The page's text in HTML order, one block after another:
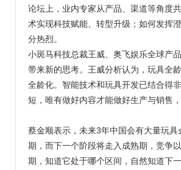
论坛上，业内专家从产品、渠道等角度
术实现科技赋能、转型升级；如何发挥
分热烈。
小斑马科技总裁王威、奥飞娱乐全球产
带来新的思考。王威分析认为，玩具全
全龄化。智能技术和玩具开发已结合得
短，唯有做好内容才能做好生产与销售
蔡金顺表示，未来3年中国会有大量玩
期，而下一个阶段将走入成熟期，竞争
期，知道它处于哪个区间，自然知道下